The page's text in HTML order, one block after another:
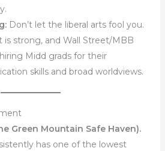
Don’t let the liberal arts fool you.
strong, and Wall Street/MBB
Midd grads for their
skills and broad worldviews.
Green Mountain Safe Haven).
has one of the lowest